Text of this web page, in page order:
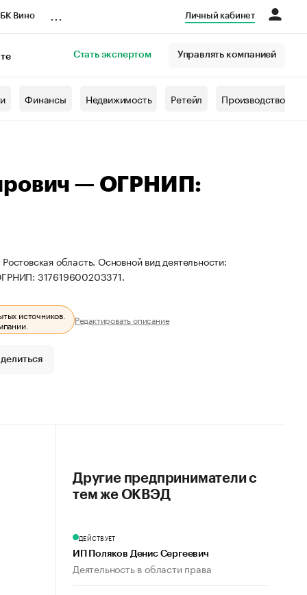
Вино Личный кабинет
Стать экспертом Управлять компанией
Финансы Недвижимость Ретейл Производство
— ОГРНИП:
область. Основной вид деятельности:
317619600203371.
источников.
Редактировать описание
Другие предприниматели с
тем же ОКВЭД
ДЕЙСТВУЕТ
ИП Поляков Денис Сергеевич
Деятельность в области права